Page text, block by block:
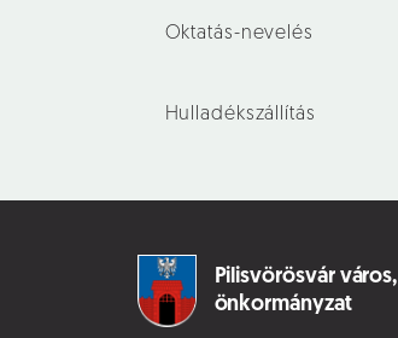
Oktatás-nevelés
Hulladékszállítás
Pilisvörösvár város,
önkormányzat